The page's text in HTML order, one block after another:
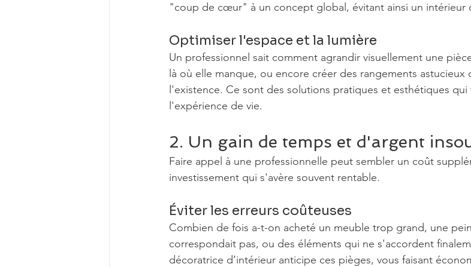
"coup de cœur" à un concept global, évitant ainsi un intérieur
Optimiser l'espace et la lumière
Un professionnel sait comment agrandir visuellement une
là où elle manque, ou encore créer des rangements
l'existence. Ce sont des solutions pratiques et esthétiques
l'expérience de vie.
2. Un gain de temps et d'argent
Faire appel à une professionnelle peut sembler un coût
investissement qui s'avère souvent rentable.
Éviter les erreurs coûteuses
Combien de fois a-t-on acheté un meuble trop grand, une
correspondait pas, ou des éléments qui ne s'accordent
décoratrice d’intérieur anticipe ces pièges, vous faisant